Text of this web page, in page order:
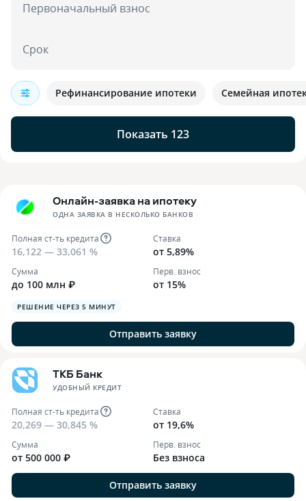
Первоначальный взнос
Срок
Показать 123
Рефинансирование ипотеки Семейная
Онлайн-заявка на ипотеку
ОДНА ЗАЯВКА В НЕСКОЛЬКО БАНКОВ
Полная ст-ть кредита
16,122 — 33,061 %
Ставка
от 5,89%
Сумма
до 100 млн ₽
Перв. взнос
от 15%
РЕШЕНИЕ ЧЕРЕЗ 5 МИНУТ
Отправить заявку
ТКБ Банк
УДОБНЫЙ КРЕДИТ
Полная ст-ть кредита
20,269 — 30,845 %
Ставка
от 19,6%
Сумма
от 500 000 ₽
Перв. взнос
Без взноса
Отправить заявку